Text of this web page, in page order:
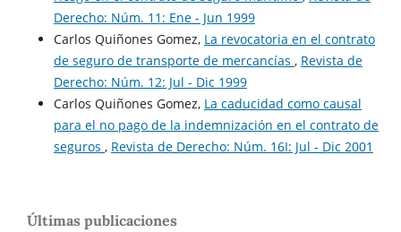
Derecho: Núm. 11: Ene - Jun 1999
Carlos Quiñones Gomez, La revocatoria en el contrato
de seguro de transporte de mercancías , Revista de
Derecho: Núm. 12: Jul - Dic 1999
Carlos Quiñones Gomez, La caducidad como causal
para el no pago de la indemnización en el contrato de
seguros , Revista de Derecho: Núm. 16I: Jul - Dic 2001
Últimas publicaciones